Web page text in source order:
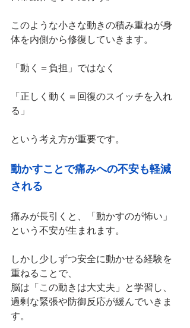
このような小さな動きの積み重ねが身
体を内側から修復していきます。
「動く＝負担」ではなく
「正しく動く＝回復のスイッチを入れ
る」
という考え方が重要です。
動かすことで痛みへの不安も軽減
される
痛みが長引くと、「動かすのが怖い」
という不安が生まれます。
しかし少しずつ安全に動かせる経験を
重ねることで、
脳は「この動きは大丈夫」と学習し、
過剰な緊張や防御反応が緩んでいきま
す。